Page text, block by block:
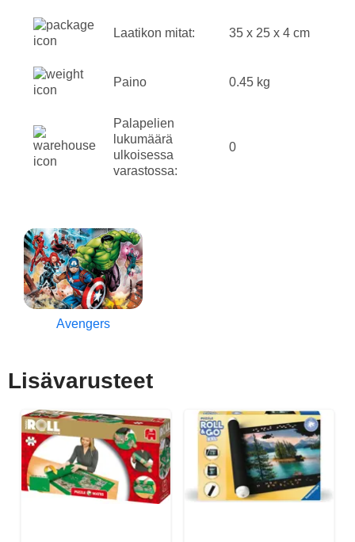
Laatikon mitat: 35 x 25 x 4 cm
Paino 0.45 kg
Palapelien
lukumäärä
ulkoisessa
varastossa:
0
Avengers
Lisävarusteet